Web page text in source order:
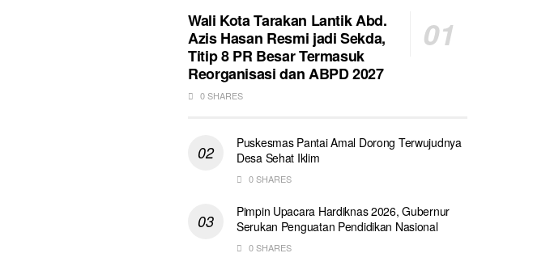
Wali Kota Tarakan Lantik Abd.
Azis Hasan Resmi jadi Sekda,
Titip 8 PR Besar Termasuk
Reorganisasi dan ABPD 2027
0 SHARES
Puskesmas Pantai Amal Dorong Terwujudnya
Desa Sehat Iklim
0 SHARES
Pimpin Upacara Hardiknas 2026, Gubernur
Serukan Penguatan Pendidikan Nasional
0 SHARES